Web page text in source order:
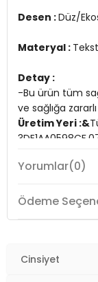
Desen :Düz/
Materyal :
Detay :
-Bu ürün tüm
ve sağlığa
Üretim Yeri :&
Yorumlar(0)
Ödeme
Cinsiyet